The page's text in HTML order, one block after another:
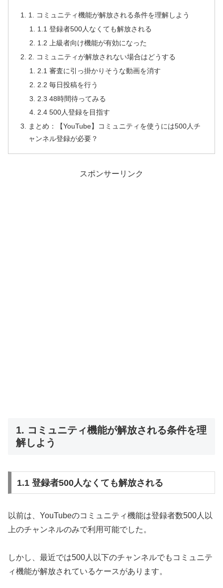
1. コミュニティ機能が解放される条件を理解しよう
1.1 登録者500人なくても解放される
1.2 上級者向け機能が有効になった
2. コミュニティが解放されない場合はどうする
2.1 審査に引っ掛かりそうな動画を消す
2.2 毎日投稿を行う
2.3 48時間待ってみる
2.4 500人登録を目指す
まとめ：【YouTube】コミュニティを使うには500人チ
ャンネル登録が必要？
スポンサーリンク
1. コミュニティ機能が解放される条件を理
解しよう
1.1 登録者500人なくても解放される
以前は、YouTubeのコミュニティ機能は登録者数500人以
上のチャンネルのみで利用可能でした。
しかし、最近では500人以下のチャンネルでもコミュニテ
ィ機能が解放されているケースがあります。